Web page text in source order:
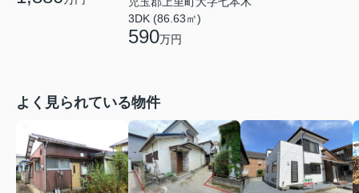
3DK (86.63㎡)
590万円
よく見られている物件